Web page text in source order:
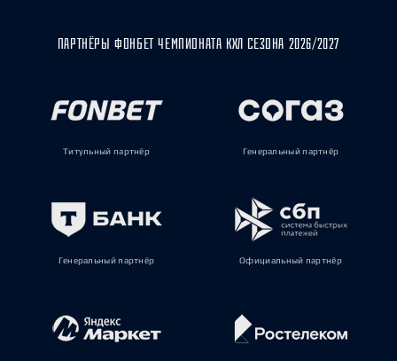
ПАРТНЁРЫ ФОНБЕТ ЧЕМПИОНАТА КХЛ СЕЗОНА 2026/2027
Титульный партнёр Генеральный партнёр
Генеральный партнёр Официальный партнёр